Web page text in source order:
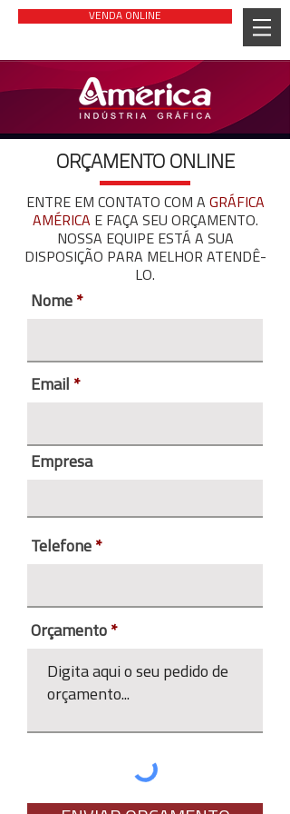
VENDA ONLINE
ORÇAMENTO ONLINE
ENTRE EM CONTATO COM A GRÁFICA
AMÉRICA E FAÇA SEU ORÇAMENTO.
NOSSA EQUIPE ESTÁ A SUA
DISPOSIÇÃO PARA MELHOR ATENDÊ-
LO.
Nome
Email
Empresa
Telefone
Orçamento